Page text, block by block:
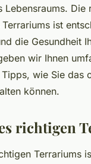
Lebensraums. Die
ist
die Gesundheit
wir Ihnen
Tipps, wie Sie das
können.
richtigen
Terrariums